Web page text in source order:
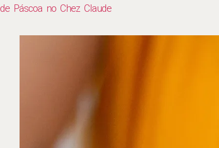
de Páscoa no Chez Claude